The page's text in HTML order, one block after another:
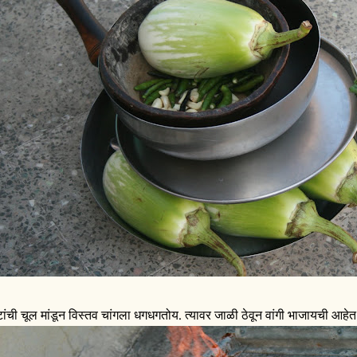
चूल मांडून विस्तव चांगला धगधगतोय. त्यावर जाळी ठेवून वांगी भाजायची